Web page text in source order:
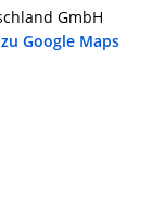
GmbH
Google Maps